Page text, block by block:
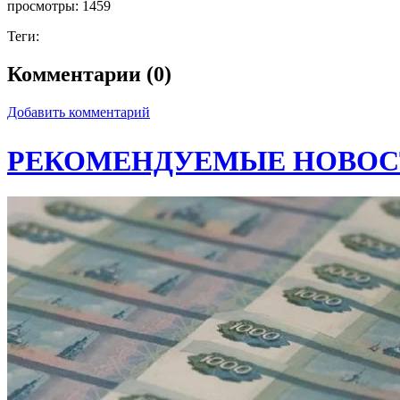
просмотры: 1459
Теги:
Комментарии (0)
Добавить комментарий
РЕКОМЕНДУЕМЫЕ